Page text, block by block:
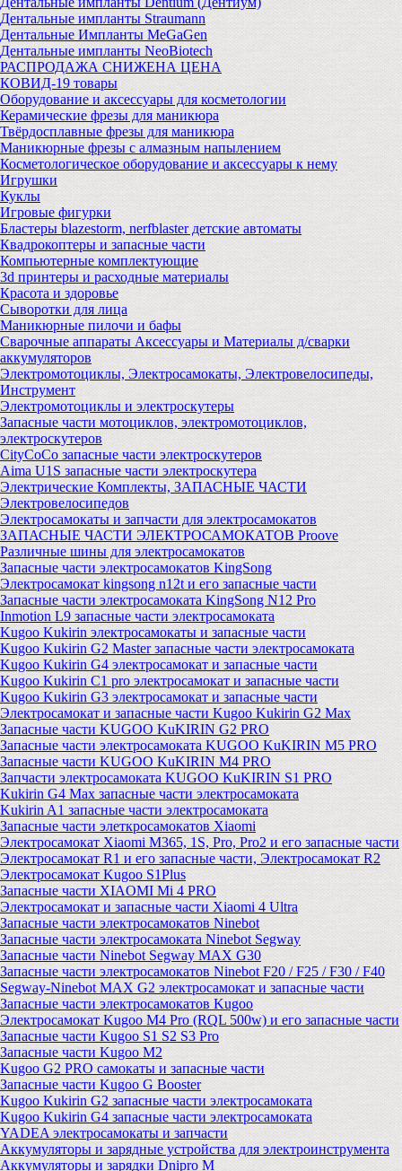
Дентальные импланты Straumann
Дентальные Импланты MeGaGen
Дентальные импланты NeoBiotech
РАСПРОДАЖА СНИЖЕНА ЦЕНА
КОВИД-19 товары
Оборудование и аксессуары для косметологии
Керамические фрезы для маникюра
Твёрдосплавные фрезы для маникюра
Маникюрные фрезы с алмазным напылением
Косметологическое оборудование и аксессуары к нему
Игрушки
Куклы
Игровые фигурки
Бластеры blazestorm, nerfblaster детские автоматы
Квадрокоптеры и запасные части
Компьютерные комплектующие
3d принтеры и расходные материалы
Красота и здоровье
Сыворотки для лица
Маникюрные пилочи и бафы
Сварочные аппараты Аксессуары и Материалы д/сварки
аккумуляторов
Электромотоциклы, Электросамокаты, Электровелосипеды,
Инструмент
Электромотоциклы и электроскутеры
Запасные части мотоциклов, электромотоциклов,
электроскутеров
CityCoCo запасные части электроскутеров
Aima U1S запасные части электроскутера
Электрические Комплекты, ЗАПАСНЫЕ ЧАСТИ
Электровелосипедов
Электросамокаты и запчасти для электросамокатов
ЗАПАСНЫЕ ЧАСТИ ЭЛЕКТРОСАМОКАТОВ Proove
Различные шины для электросамокатов
Запасные части электросамокатов KingSong
Электросамокат kingsong n12t и его запасные части
Запасные части электросамоката KingSong N12 Pro
Inmotion L9 запасные части электросамоката
Kugoo Kukirin электросамокаты и запасные части
Kugoo Kukirin G2 Master запасные части электросамоката
Kugoo Kukirin G4 электросамокат и запасные части
Kugoo Kukirin C1 pro электросамокат и запасные части
Kugoo Kukirin G3 электросамокат и запасные части
Электросамокат и запасные части Kugoo Kukirin G2 Max
Запасные части KUGOO KuKIRIN G2 PRO
Запасные части электросамоката KUGOO KuKIRIN M5 PRO
Запасные части KUGOO KuKIRIN M4 PRO
Запчасти электросамоката KUGOO KuKIRIN S1 PRO
Kukirin G4 Max запасные части электросамоката
Kukirin A1 запасные части электросамоката
Запасные части элеткросамокатов Xiaomi
Электросамокат Xiaomi M365, 1S, Pro, Pro2 и его запасные части
Электросамокат R1 и его запасные части, Электросамокат R2
Электросамокат Kugoo S1Plus
Запасные части XIAOMI Mi 4 PRO
Электросамокат и запасные части Xiaomi 4 Ultra
Запасные части электросамокатов Ninebot
Запасные части электросамоката Ninebot Segway
Запасные части Ninebot Segway MAX G30
Запасные части электросамокатов Ninebot F20 / F25 / F30 / F40
Segway-Ninebot MAX G2 электросамокат и запасные части
Запасные части электросамокатов Kugoo
Электросамокат Kugoo M4 Pro (RQL 500w) и его запасные части
Запасные части Kugoo S1 S2 S3 Pro
Запасные части Kugoo M2
Kugoo G2 PRO самокаты и запасные части
Запасные части Kugoo G Booster
Kugoo Kukirin G2 запасные части электросамоката
Kugoo Kukirin G4 запасные части электросамоката
YADEA электросамокаты и запчасти
Аккумуляторы и зарядные устройства для электроинструмента
Аккумуляторы и зарядки Dnipro M